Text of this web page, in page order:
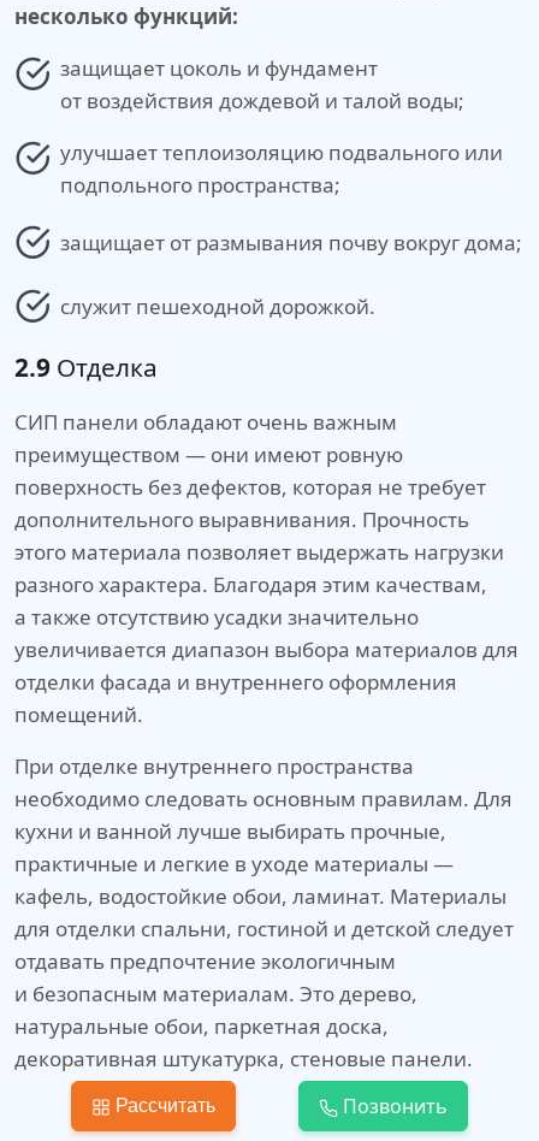
несколько функций:
защищает цоколь и фундамент
от воздействия дождевой и талой воды;
улучшает теплоизоляцию подвального или
подпольного пространства;
защищает от размывания почву вокруг дома;
служит пешеходной дорожкой.
2.9 Отделка
СИП панели обладают очень важным
преимуществом — они имеют ровную
поверхность без дефектов, которая не требует
дополнительного выравнивания. Прочность
этого материала позволяет выдержать нагрузки
разного характера. Благодаря этим качествам,
а также отсутствию усадки значительно
увеличивается диапазон выбора материалов для
отделки фасада и внутреннего оформления
помещений.
При отделке внутреннего пространства
необходимо следовать основным правилам. Для
кухни и ванной лучше выбирать прочные,
практичные и легкие в уходе материалы —
кафель, водостойкие обои, ламинат. Материалы
для отделки спальни, гостиной и детской следует
отдавать предпочтение экологичным
и безопасным материалам. Это дерево,
натуральные обои, паркетная доска,
декоративная штукатурка, стеновые панели.
Рассчитать Позвонить